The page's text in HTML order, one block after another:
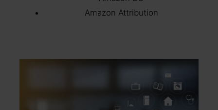
Amazon Attribution